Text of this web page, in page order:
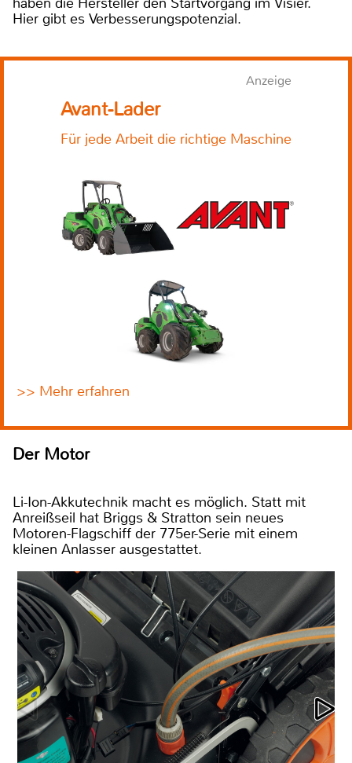
Hier gibt es Verbesserungspotenzial.
Anzeige
Avant-Lader
Für jede Arbeit die richtige Maschine
>> Mehr erfahren
Der Motor
Li-Ion-Akkutechnik macht es möglich. Statt mit
Anreißseil hat Briggs & Stratton sein neues
Motoren-Flagschiff der 775er-Serie mit einem
kleinen Anlasser ausgestattet.